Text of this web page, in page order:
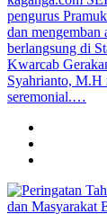
pengurus
dan mengemban
berlangsung di
Kwarcab
Syahrianto, M.H
seremonial.…